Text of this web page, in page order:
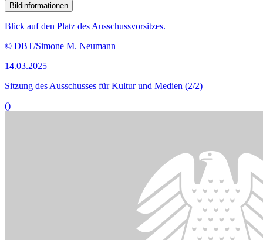
Bildinformationen
Blick auf den Platz des Ausschussvorsitzes.
© DBT/Simone M. Neumann
14.03.2025
Sitzung des Ausschusses für Kultur und Medien (2/2)
()